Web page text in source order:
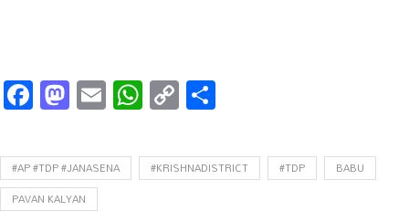
Facebook
Mastodon
EmailWhatsApp
Copy
Link
#AP #TDP #JANASENA #KRISHNADISTRICT #TDP
BABU
PAVAN KALYAN